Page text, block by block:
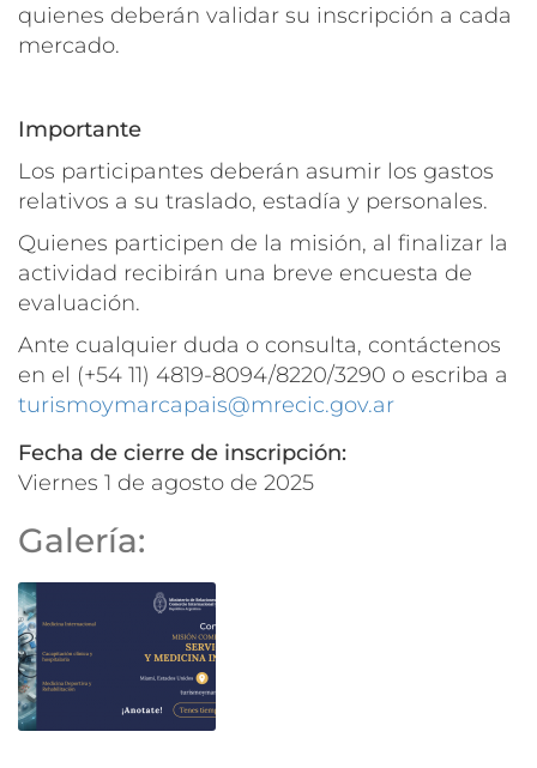
quienes deberán validar su inscripción a cada
mercado.
Importante
Los participantes deberán asumir los gastos
relativos a su traslado, estadía y personales.
Quienes participen de la misión, al finalizar la
actividad recibirán una breve encuesta de
evaluación.
Ante cualquier duda o consulta, contáctenos
en el (+54 11) 4819-8094/8220/3290 o escriba a
turismoymarcapais@mrecic.gov.ar
Fecha de cierre de inscripción:
viernes 1 de agosto de 2025
Galería: